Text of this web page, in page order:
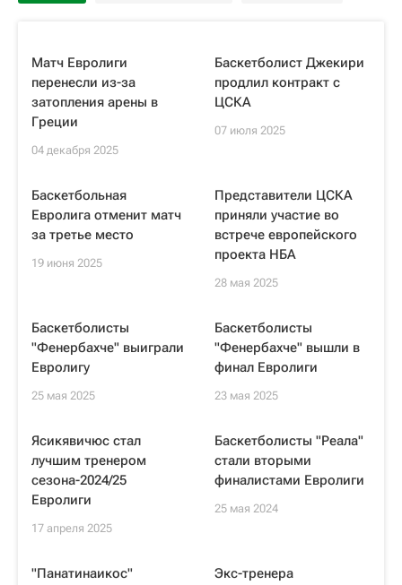
Матч Евролиги
перенесли из-за
затопления арены в
Греции
04 декабря 2025
Баскетболист Джекири
продлил контракт с
ЦСКА
07 июля 2025
Баскетбольная
Евролига отменит матч
за третье место
19 июня 2025
Представители ЦСКА
приняли участие во
встрече европейского
проекта НБА
28 мая 2025
Баскетболисты
"Фенербахче" выиграли
Евролигу
25 мая 2025
Баскетболисты
"Фенербахче" вышли в
финал Евролиги
23 мая 2025
Ясикявичюс стал
лучшим тренером
сезона-2024/25
Евролиги
17 апреля 2025
Баскетболисты "Реала"
стали вторыми
финалистами Евролиги
25 мая 2024
"Панатинаикос"
Экс-тренера